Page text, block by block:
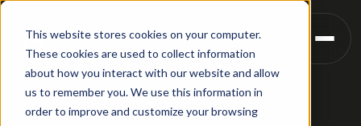
This website stores cookies on your computer.
These cookies are used to collect information
about how you interact with our website and allow
us to remember you. We use this information in
order to improve and customize your browsing